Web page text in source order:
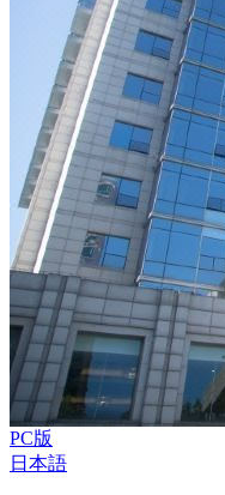
PC版
日本語